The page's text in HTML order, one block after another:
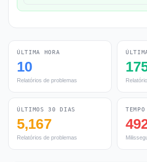
ÚLTIMA HORA
10
Relatórios de problemas
ÚLTIMOS 30 DIAS
5,167
Relatórios de problemas